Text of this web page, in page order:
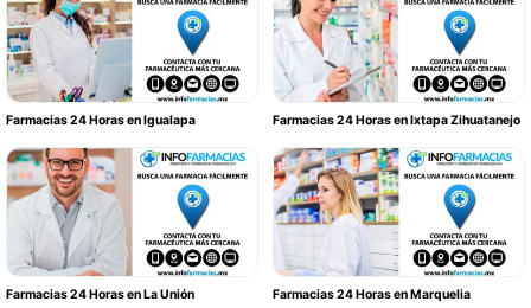
Farmacias 24 Horas en Igualapa Farmacias 24 Horas en Ixtapa Zihuatanejo
Farmacias 24 Horas en La Unión Farmacias 24 Horas en Marquelia